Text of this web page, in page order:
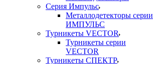
Серия Импульс
Металлодетекторы серии
ИМПУЛЬС
Турникеты VECTOR
Турникеты серии
VECTOR
Турникеты СПЕКТР